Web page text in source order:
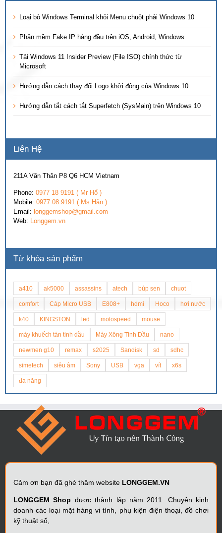
Loại bỏ Windows Terminal khỏi Menu chuột phải Windows 10
Phần mềm Fake IP hàng đầu trên iOS, Android, Windows
Tải Windows 11 Insider Preview (File ISO) chính thức từ
Microsoft
Hướng dẫn cách thay đổi Logo khởi động của Windows 10
Hướng dẫn tắt cách tắt Superfetch (SysMain) trên Windows 10
Liên Hệ
211A Văn Thân P8 Q6 HCM Vietnam
Phone: 0977 18 9191 ( Mr Hổ )
Mobile: 0977 08 9191 ( Ms Hân )
Email: longgemshop@gmail.com
Web:
Longgem.vn
Từ khóa sản phẩm
a410 ak5000 assassins atech búp sen chuot
comfort Cáp Micro USB E808+ hdmi Hoco hơi nước
k40 KINGSTON led motospeed mouse
máy khuếch tán tinh dầu Máy Xông Tinh Dầu nano
newmen g10 remax s2025 Sandisk sd sdhc
simetech siêu âm Sony USB vga vít x6s
đa năng
Cảm ơn bạn đã ghé thăm website LONGGEM.VN
LONGGEM Shop được thành lập năm 2011. Chuyên kinh
doanh các loại mặt hàng vi tính, phụ kiện điện thoại, đồ chơi
kỹ thuật số,